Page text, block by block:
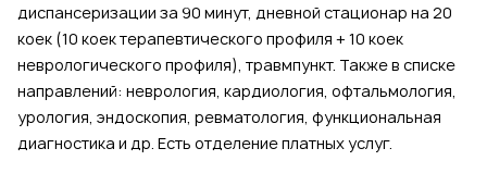
диспансеризации за 90 минут, дневной стационар на 20
коек (10 коек терапевтического профиля + 10 коек
неврологического профиля), травмпункт. Также в списке
направлений: неврология, кардиология, офтальмология,
урология, эндоскопия, ревматология, функциональная
диагностика и др. Есть отделение платных услуг.